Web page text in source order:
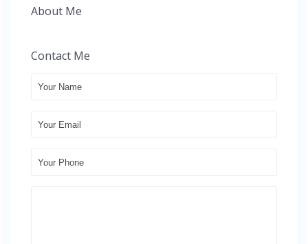
About Me
Contact Me